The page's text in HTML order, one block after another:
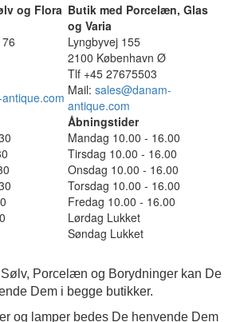
og Flora Butik med Porcelæn, Glas
og Varia
Lyngbyvej 155
2100 København Ø
Tlf +45 27675503
Mail: sales@danam-
antique.com
Åbningstider
Mandag 10.00 - 16.00
Tirsdag 10.00 - 16.00
Onsdag 10.00 - 16.00
Torsdag 10.00 - 16.00
Fredag 10.00 - 16.00
Lørdag Lukket
Søndag Lukket
Porcelæn og Borydninger kan De
Dem i begge butikker.
og lamper bedes De henvende Dem